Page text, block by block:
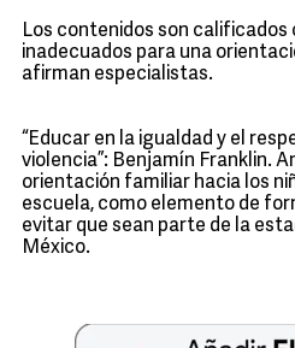
Los contenidos son
inadecuados para una
afirman especialistas.
“Educar en la igualdad y el
violencia”: Benjamín Franklin.
orientación familiar hacia los
escuela, como elemento de
evitar que sean parte de la
México.